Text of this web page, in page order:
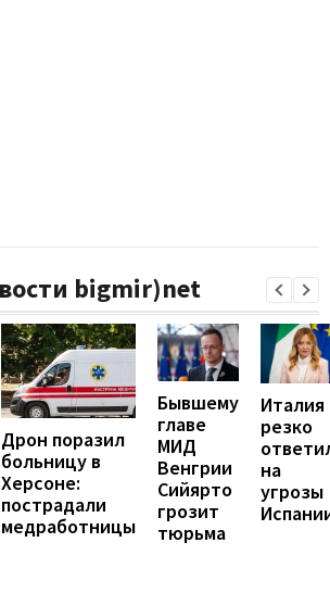
bigmir)net
Дрон поразил
больницу в
Херсоне:
пострадали
медработницы
Бывшему
главе
МИД
Венгрии
Сийярто
грозит
тюрьма
Италия
резко
на
угрозы